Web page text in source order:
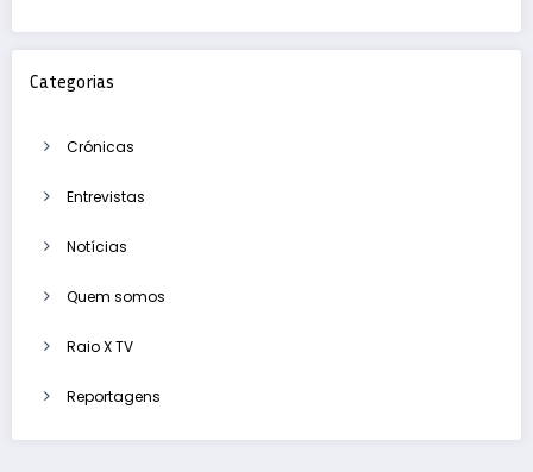
Categorias
Crónicas
Entrevistas
Notícias
Quem somos
Raio X TV
Reportagens